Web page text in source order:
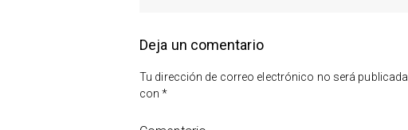
Deja un comentario
Tu dirección de correo electrónico no será publicada.
con*